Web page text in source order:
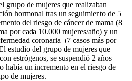
grupo de mujeres que realizaban
hormonal tras un seguimiento de 5
del riesgo de cáncer de mama (8
por cada 10.000 mujeres/año) y un
coronaria (7 casos más por
estudio del grupo de mujeres que
estrógenos, se suspendió 2 años
había un incremento en el riesgo de
de mujeres.